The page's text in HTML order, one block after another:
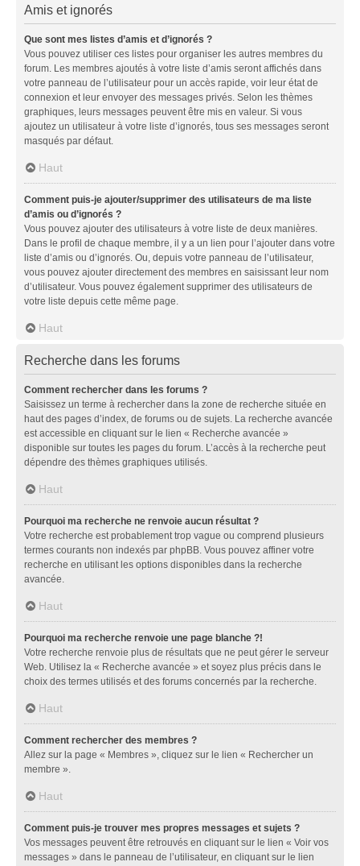
Amis et ignorés
Que sont mes listes d’amis et d’ignorés ?
Vous pouvez utiliser ces listes pour organiser les autres membres du
forum. Les membres ajoutés à votre liste d’amis seront affichés dans
votre panneau de l’utilisateur pour un accès rapide, voir leur état de
connexion et leur envoyer des messages privés. Selon les thèmes
graphiques, leurs messages peuvent être mis en valeur. Si vous
ajoutez un utilisateur à votre liste d’ignorés, tous ses messages seront
masqués par défaut.
Haut
Comment puis-je ajouter/supprimer des utilisateurs de ma liste
d’amis ou d’ignorés ?
Vous pouvez ajouter des utilisateurs à votre liste de deux manières.
Dans le profil de chaque membre, il y a un lien pour l’ajouter dans votre
liste d’amis ou d’ignorés. Ou, depuis votre panneau de l’utilisateur,
vous pouvez ajouter directement des membres en saisissant leur nom
d’utilisateur. Vous pouvez également supprimer des utilisateurs de
votre liste depuis cette même page.
Haut
Recherche dans les forums
Comment rechercher dans les forums ?
Saisissez un terme à rechercher dans la zone de recherche située en
haut des pages d’index, de forums ou de sujets. La recherche avancée
est accessible en cliquant sur le lien « Recherche avancée »
disponible sur toutes les pages du forum. L’accès à la recherche peut
dépendre des thèmes graphiques utilisés.
Haut
Pourquoi ma recherche ne renvoie aucun résultat ?
Votre recherche est probablement trop vague ou comprend plusieurs
termes courants non indexés par phpBB. Vous pouvez affiner votre
recherche en utilisant les options disponibles dans la recherche
avancée.
Haut
Pourquoi ma recherche renvoie une page blanche ?!
Votre recherche renvoie plus de résultats que ne peut gérer le serveur
Web. Utilisez la « Recherche avancée » et soyez plus précis dans le
choix des termes utilisés et des forums concernés par la recherche.
Haut
Comment rechercher des membres ?
Allez sur la page « Membres », cliquez sur le lien « Rechercher un
membre ».
Haut
Comment puis-je trouver mes propres messages et sujets ?
Vos messages peuvent être retrouvés en cliquant sur le lien « Voir vos
messages » dans le panneau de l’utilisateur, en cliquant sur le lien